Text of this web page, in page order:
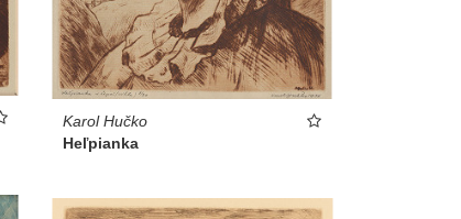
Karol Hučko
Heľpianka